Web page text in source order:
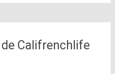
Califrenchlife